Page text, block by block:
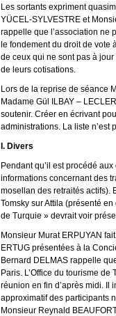
Les sortants expriment
YÜCEL-SYLVESTRE et
rappelle que l’association ne
le fondement du droit de vote
de ceux qui ne sont pas à jour
de leurs cotisations.
Lors de la reprise de séance
Madame Gül ILBAY –
soutenir. Créer en écrivant
administrations. La liste n’est
I. Divers
Pendant qu’il est procédé
informations concernant des
mosellan des retraités actifs).
Tomsky sur Attila (présenté
de Turquie » devrait voir
Monsieur Murat ERPUYAN
ERTUG présentées à la
Bernard DELMAS rappelle
Paris. L’Office du tourisme
réunion en fin d’après midi. Il
approximatif des participants
Monsieur Reynald